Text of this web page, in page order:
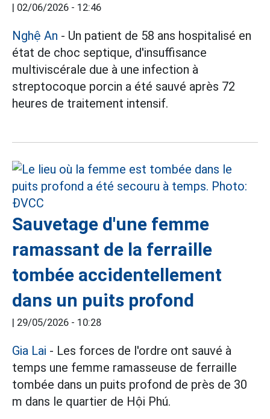
| 02/06/2026 - 12:46
Nghệ An - Un patient de 58 ans hospitalisé en
état de choc septique, d'insuffisance
multiviscérale due à une infection à
streptocoque porcin a été sauvé après 72
heures de traitement intensif.
Sauvetage d'une femme
ramassant de la ferraille
tombée accidentellement
dans un puits profond
| 29/05/2026 - 10:28
Gia Lai - Les forces de l'ordre ont sauvé à
temps une femme ramasseuse de ferraille
tombée dans un puits profond de près de 30
m dans le quartier de Hội Phú.